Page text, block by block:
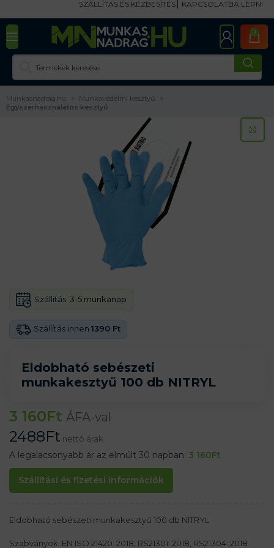
SZÁLLÍTÁS ÉS KÉZBESÍTÉS KAPCSOLATBA LÉPNI
0
Munkasnadrag.hu
Munkavédelmi kesztyű
Egyszerhasználatos kesztyű
Eldobható sebészeti
munkakesztyű 100 db NITRYL
Szállítás innen 1390 Ft
Szállítás: 3-5 munkanap
3 160Ft ÁFA-val
2488Ft nettó árak
A legalacsonyabb ár az elmúlt 30 napban: 3 160Ft
Szállítási és fizetési információk
Eldobható sebészeti munkakesztyű 100 db NITRYL
Szabványok: EN ISO 21420: 2018, RS21301: 2018, RS21304: 2018